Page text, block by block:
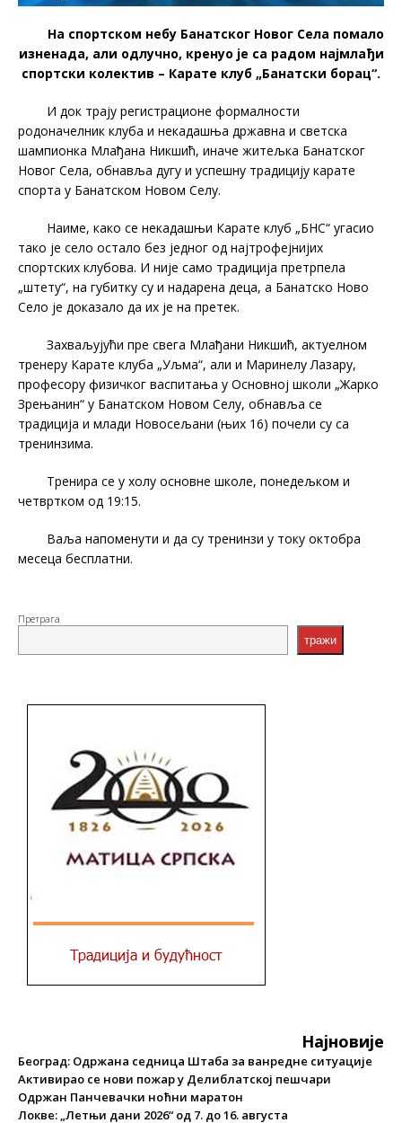
На спортском небу Банатског Новог Села помало
изненада, али одлучно, кренуо је са радом најмлађи
спортски колектив – Карате клуб „Банатски борац“.
И док трају регистрационе формалности
родоначелник клуба и некадашња државна и светска
шампионка Млађана Никшић, иначе житељка Банатског
Новог Села, обнавља дугу и успешну традицију карате
спорта у Банатском Новом Селу.
Наиме, како се некадашњи Карате клуб „БНС“ угасио
тако је село остало без једног од најтрофејнијих
спортских клубова. И није само традиција претрпела
„штету“, на губитку су и надарена деца, а Банатско Ново
Село је доказало да их је на претек.
Захваљујући пре свега Млађани Никшић, актуелном
тренеру Карате клуба „Уљма“, али и Маринелу Лазару,
професору физичког васпитања у Основној школи „Жарко
Зрењанин“ у Банатском Новом Селу, обнавља се
традиција и млади Новосељани (њих 16) почели су са
тренинзима.
Тренира се у холу основне школе, понедељком и
четвртком од 19:15.
Ваља напоменути и да су тренинзи у току октобра
месеца бесплатни.
Претрага
тражи
Најновије
Београд: Одржана седница Штаба за ванредне ситуације
Активирао се нови пожар у Делиблатској пешчари
Одржан Панчевачки ноћни маратон
Локве: „Летњи дани 2026“ од 7. до 16. августа